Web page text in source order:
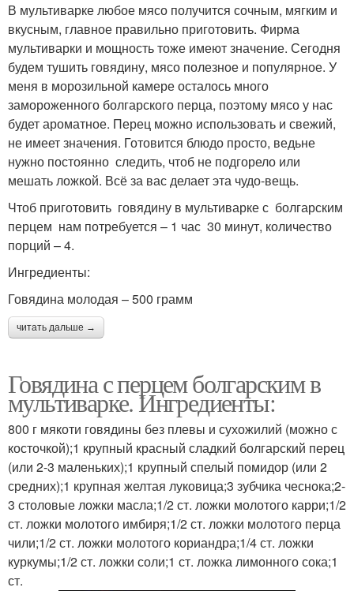
В мультиварке любое мясо получится сочным, мягким и
вкусным, главное правильно приготовить. Фирма
мультиварки и мощность тоже имеют значение. Сегодня
будем тушить говядину, мясо полезное и популярное. У
меня в морозильной камере осталось много
замороженного болгарского перца, поэтому мясо у нас
будет ароматное. Перец можно использовать и свежий,
не имеет значения. Готовится блюдо просто, ведьне
нужно постоянно следить, чтоб не подгорело или
мешать ложкой. Всё за вас делает эта чудо-вещь.
Чтоб приготовить говядину в мультиварке с болгарским
перцем нам потребуется – 1 час 30 минут, количество
порций – 4.
Ингредиенты:
Говядина молодая – 500 грамм
читать дальше →
Говядина с перцем болгарским в
мультиварке. Ингредиенты:
800 г мякоти говядины без плевы и сухожилий (можно с
косточкой);1 крупный красный сладкий болгарский перец
(или 2-3 маленьких);1 крупный спелый помидор (или 2
средних);1 крупная желтая луковица;3 зубчика чеснока;2-
3 столовые ложки масла;1/2 ст. ложки молотого карри;1/2
ст. ложки молотого имбиря;1/2 ст. ложки молотого перца
чили;1/2 ст. ложки молотого кориандра;1/4 ст. ложки
куркумы;1/2 ст. ложки соли;1 ст. ложка лимонного сока;1
ст.